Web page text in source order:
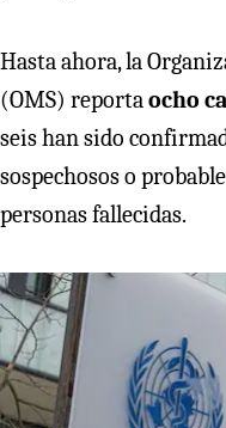
Hasta ahora, la
(OMS) reportaocho
seis han sido
sospechosos o
personas fallecidas.